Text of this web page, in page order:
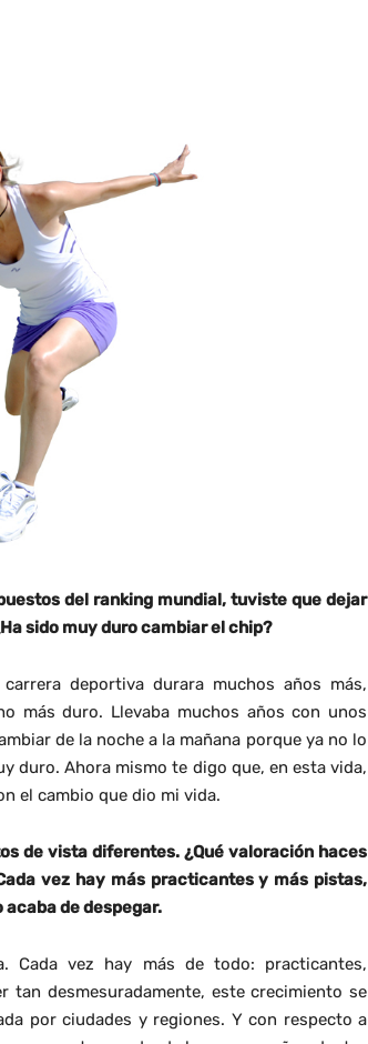
del ranking mundial, tuviste que dejar
sido muy duro cambiar el chip?
deportiva durara muchos años más,
más duro. Llevaba muchos años con unos
de la noche a la mañana porque ya no lo
duro. Ahora mismo te digo que, en esta vida,
el cambio que dio mi vida.
de vista diferentes. ¿Qué valoración haces
vez hay más practicantes y más pistas,
de despegar.
Cada vez hay más de todo: practicantes,
tan desmesuradamente, este crecimiento se
por ciudades y regiones. Y con respecto a